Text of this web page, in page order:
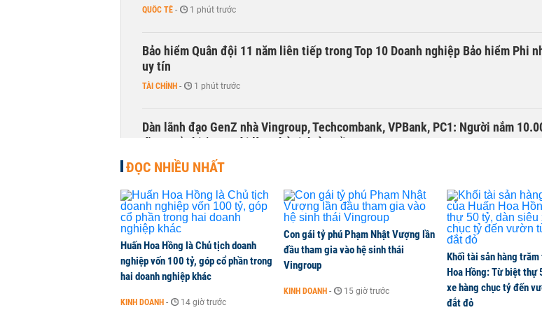
QUỐC TẾ - 1 phút trước
Bảo hiểm Quân đội 11 năm liên tiếp trong Top 10 Doanh nghiệp Bảo hiểm Phi
uy tín
TÀI CHÍNH - 1 phút trước
Dàn lãnh đạo GenZ nhà Vingroup, Techcombank, VPBank, PC1: Người nắm
đồng cổ phiếu, người làm chủ tịch ở tuổi 27
KINH DOANH - 1 phút trước
ĐỌC NHIỀU NHẤT
Huấn Hoa Hồng là Chủ tịch doanh
nghiệp vốn 100 tỷ, góp cổ phần trong
hai doanh nghiệp khác
KINH DOANH - 14 giờ trước
Con gái tỷ phú Phạm Nhật Vượng lần
đầu tham gia vào hệ sinh thái
Vingroup
KINH DOANH - 15 giờ trước
Khối tài sản hàng trăm
Hoa Hồng: Từ biệt thự
xe hàng chục tỷ đến
đắt đỏ